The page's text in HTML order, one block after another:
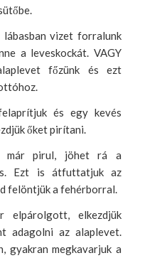
lábasban vizet forralunk
a leveskockát. VAGY
főzünk és ezt
és egy kevés
őket pirítani.
már pirul, jöhet rá a
Ezt is átfuttatjuk az
felöntjük a fehérborral.
elkezdjük
adagolni az alaplevet.
gyakran megkavarjuk a